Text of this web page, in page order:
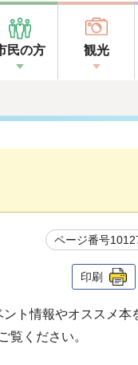
民の方 観光
ページ番号
印刷
ト情報やオススメ本
覧ください。